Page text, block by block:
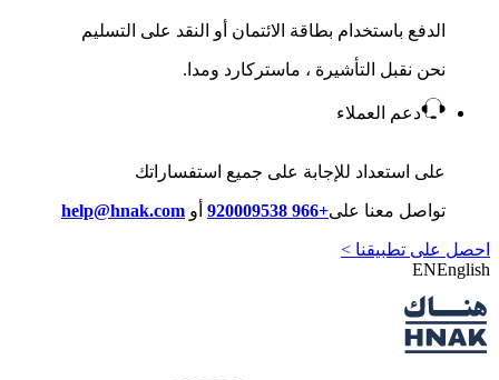
الدفع باستخدام بطاقة الائتمان أو النقد على التسليم
نحن نقبل التأشيرة ، ماستركارد ومدا.
دعم العملاء
على استعداد للإجابة على جميع استفساراتك
تواصل معنا على+966 920009538 أو help@hnak.com
احصل على تطبيقنا >
ENEnglish